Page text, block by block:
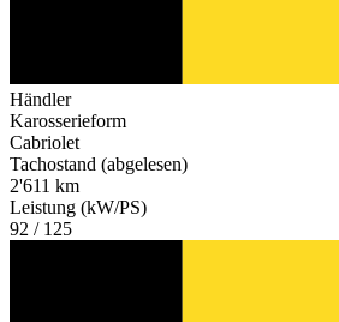
Händler
Karosserieform
Cabriolet
Tachostand (abgelesen)
2'611 km
Leistung (kW/PS)
92 / 125